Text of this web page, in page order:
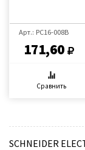
Арт.: PC16-008B
171,60
Сравнить
SCHNEIDER